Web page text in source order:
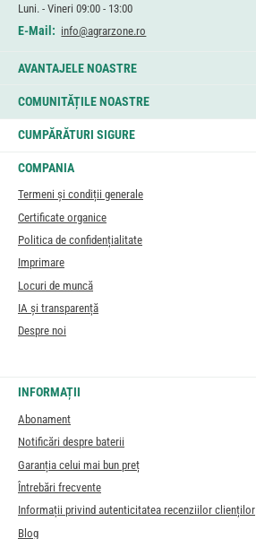
Luni. - Vineri 09:00 - 13:00
E-Mail: info@agrarzone.ro
AVANTAJELE NOASTRE
COMUNITĂȚILE NOASTRE
CUMPĂRĂTURI SIGURE
COMPANIA
Termeni și condiții generale
Certificate organice
Politica de confidențialitate
Imprimare
Locuri de muncă
IA și transparență
Despre noi
INFORMAȚII
Abonament
Notificări despre baterii
Garanția celui mai bun preț
Întrebări frecvente
Informații privind autenticitatea recenziilor clienților
Blog